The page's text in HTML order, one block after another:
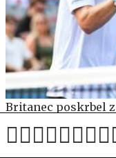
Britanec poskrbel